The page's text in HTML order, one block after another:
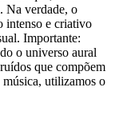
Na verdade, o
intenso e criativo
Importante:
o universo aural
que compõem
música, utilizamos o